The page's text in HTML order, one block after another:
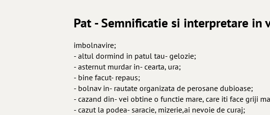
Pat - Semnificatie si interpretare in
imbolnavire;
- altul dormind in patul tau- gelozie;
- asternut murdar in- cearta, ura;
- bine facut- repaus;
- bolnav in- rautate organizata de perosane dubioase;
- cazand din- vei obtine o functie mare, care iti face griji
- cazut la podea- saracie, mizerie,ai nevoie de curaj;